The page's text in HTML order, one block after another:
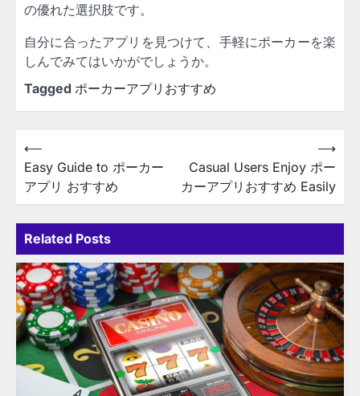
の優れた選択肢です。
自分に合ったアプリを見つけて、手軽にポーカーを楽
しんでみてはいかがでしょうか。
Tagged ポーカーアプリおすすめ
Post
navigation
⟵
Easy Guide to ポーカー
アプリ おすすめ
Casual Users Enjoy ポー
カーアプリおすすめ Easily
⟶
Related Posts